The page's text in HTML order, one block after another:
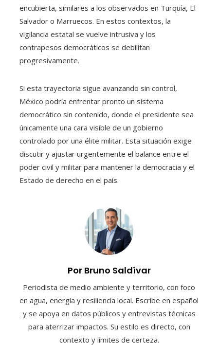
encubierta, similares a los observados en Turquía, El
Salvador o Marruecos. En estos contextos, la
vigilancia estatal se vuelve intrusiva y los
contrapesos democráticos se debilitan
progresivamente.
Si esta trayectoria sigue avanzando sin control,
México podría enfrentar pronto un sistema
democrático sin contenido, donde el presidente sea
únicamente una cara visible de un gobierno
controlado por una élite militar. Esta situación exige
discutir y ajustar urgentemente el balance entre el
poder civil y militar para mantener la democracia y el
Estado de derecho en el país.
Por Bruno Saldívar
Periodista de medio ambiente y territorio, con foco
en agua, energía y resiliencia local. Escribe en español
y se apoya en datos públicos y entrevistas técnicas
para aterrizar impactos. Su estilo es directo, con
contexto y límites de certeza.